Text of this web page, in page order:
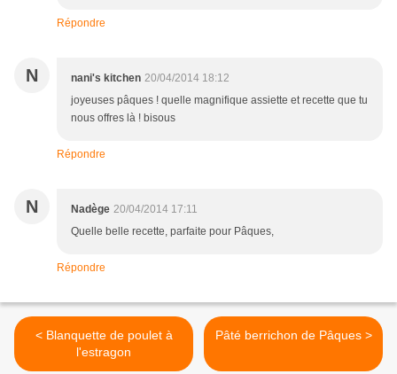
Répondre
N nani's kitchen 20/04/2014 18:12
joyeuses pâques ! quelle magnifique assiette et recette que tu
nous offres là ! bisous
Répondre
N Nadège 20/04/2014 17:11
Quelle belle recette, parfaite pour Pâques,
Répondre
< Blanquette de poulet à
l'estragon
Pâté berrichon de Pâques >